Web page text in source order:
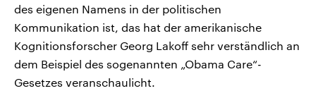
des eigenen Namens in der politischen
Kommunikation ist, das hat der amerikanische
Kognitionsforscher Georg Lakoff sehr verständlich an
dem Beispiel des sogenannten „Obama Care“-
Gesetzes veranschaulicht.